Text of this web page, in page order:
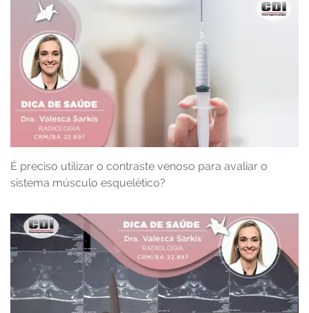
É preciso utilizar o contraste venoso para avaliar o
sistema músculo esquelético?